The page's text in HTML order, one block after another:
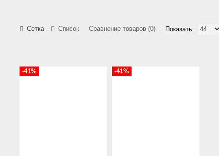
Сетка Список Сравнение товаров (0) Показать:
-41% -41%